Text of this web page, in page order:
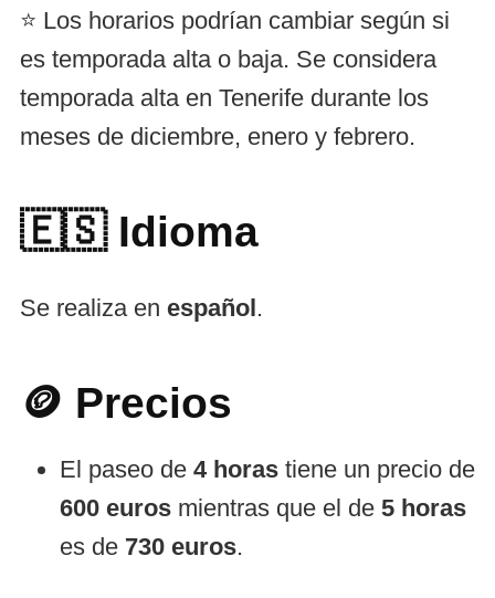
⭐ Los horarios podrían cambiar según si
es temporada alta o baja. Se considera
temporada alta en Tenerife durante los
meses de diciembre, enero y febrero.
🇪🇸 Idioma
Se realiza en español.
🪙 Precios
El paseo de 4 horas tiene un precio de
600 euros mientras que el de 5 horas
es de 730 euros.